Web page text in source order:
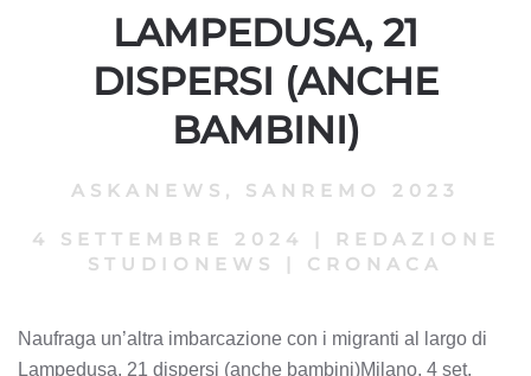
LAMPEDUSA, 21
DISPERSI (ANCHE
BAMBINI)
ASKANEWS , SANREMO 2023
4 SETTEMBRE 2024 |
REDAZIONE
STUDIONEWS
| CRONACA
Naufraga un’altra imbarcazione con i migranti al largo di
Lampedusa, 21 dispersi (anche bambini)Milano, 4 set.